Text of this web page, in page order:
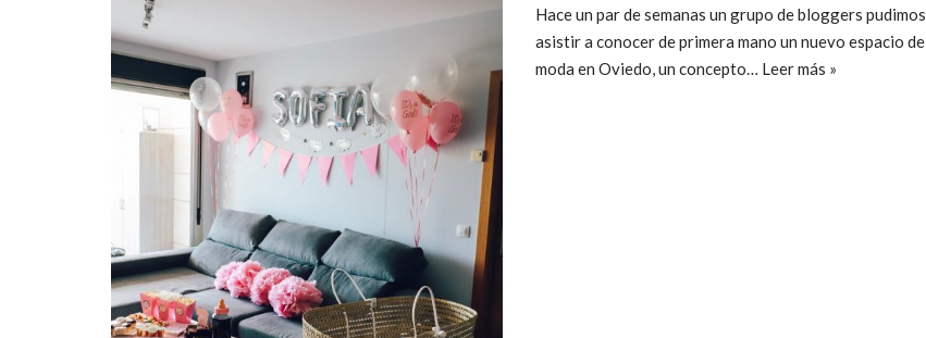
Hace un par de semanas un grupo de bloggers pudimos
asistir a conocer de primera mano un nuevo espacio de
moda en Oviedo, un concepto… Leer más »